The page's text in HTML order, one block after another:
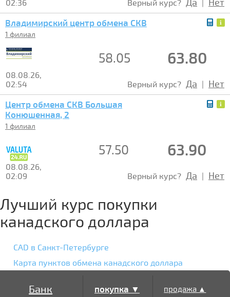
02:36 Верный курс? Да Нет
Владимирский центр обмена СКВ
1 филиал
58.05 63.80
08.08.26,
02:54
Верный курс? Да | Нет
Центр обмена СКВ Большая
Конюшенная, 2
1 филиал
57.50 63.90
08.08.26,
02:09
Верный курс? Да | Нет
Лучший курс покупки
канадского доллара
CAD в Санкт-Петербурге
Карта пунктов обмена канадского доллара
Банк покупка ▼ продажа ▲